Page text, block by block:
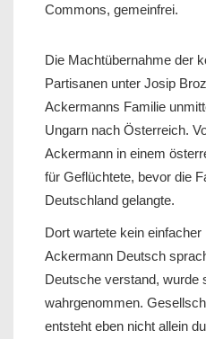
Commons, gemeinfrei.
Die Machtübernahme der
Partisanen unter Josip
Ackermanns Familie
Ungarn nach Österreich.
Ackermann in einem
für Geflüchtete, bevor die
Deutschland gelangte.
Dort wartete kein
Ackermann Deutsch
Deutsche verstand, wurde
wahrgenommen.
entsteht eben nicht allein